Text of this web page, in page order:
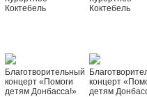
Коктебель
Коктебель
Благотворительный
концерт «Помоги
детям Донбасса!»
концерт
детям